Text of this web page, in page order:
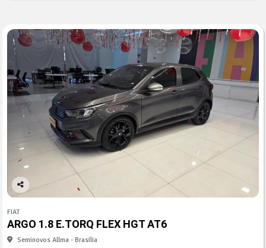
Co
arti
lhe
FIAT
ARGO 1.8 E.TORQ FLEX HGT AT6
Seminovos Allma - Brasília